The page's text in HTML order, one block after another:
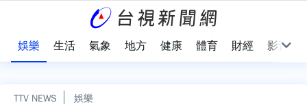
娛樂 生活 氣象 地方 健康 體育 財經 影音
TTV NEWS 娛樂